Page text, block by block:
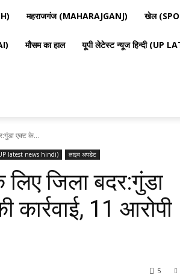
महराजगंज (MAHARAJGANJ) खेल
मौसम का हाल यूपी लेटेस्ट न्यूज हिन्दी (UP
एक्ट के...
latest news hindi) लाइव अपडेट
जिला बदर:गुंडा
11 आरोपी
5